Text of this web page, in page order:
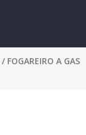
/ FOGAREIRO A GAS